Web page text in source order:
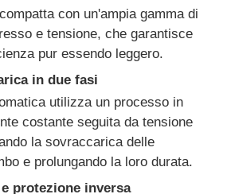
con un'ampia gamma di
e tensione, che garantisce
pur essendo leggero.
in due fasi
utilizza un processo in
costante seguita da tensione
la sovraccarica delle
e prolungando la loro durata.
protezione inversa